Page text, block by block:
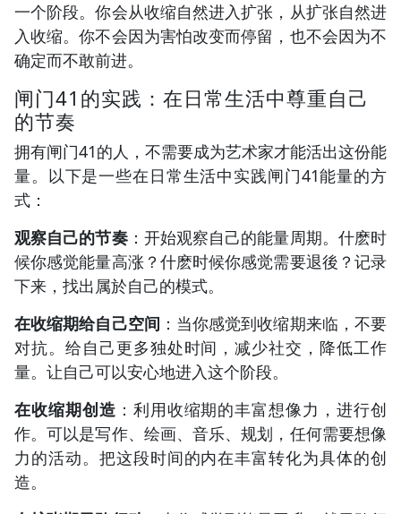
一个阶段。你会从收缩自然进入扩张，从扩张自然进
入收缩。你不会因为害怕改变而停留，也不会因为不
确定而不敢前进。
闸门41的实践：在日常生活中尊重自己
的节奏
拥有闸门41的人，不需要成为艺术家才能活出这份能
量。以下是一些在日常生活中实践闸门41能量的方
式：
观察自己的节奏：开始观察自己的能量周期。什麽时
候你感觉能量高涨？什麽时候你感觉需要退後？记录
下来，找出属於自己的模式。
在收缩期给自己空间 ：当你感觉到收缩期来临，不要
对抗。给自己更多独处时间，减少社交，降低工作
量。让自己可以安心地进入这个阶段。
在收缩期创造 ：利用收缩期的丰富想像力，进行创
作。可以是写作、绘画、音乐、规划，任何需要想像
力的活动。把这段时间的内在丰富转化为具体的创
造。